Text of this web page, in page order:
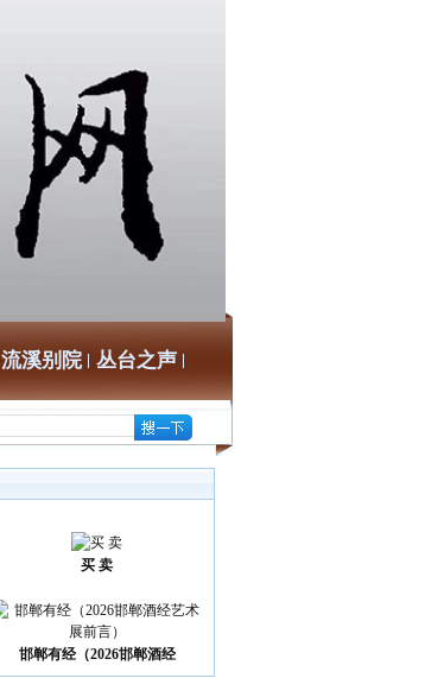
流溪别院 丛台之声
买 卖
邯郸有经（2026邯郸酒经